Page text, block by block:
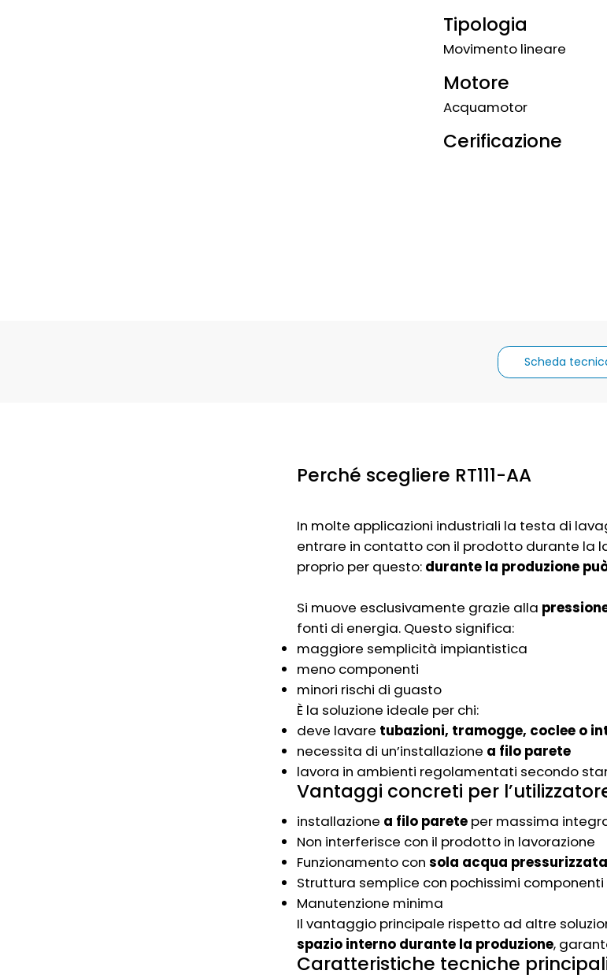
Tipologia
Movimento lineare
Acquamotor
Cerificazione
Motore
Scheda
Perché scegliere RT111-AA
In molte applicazioni industriali la testa di
entrare in contatto con il prodotto durante la
proprio per questo: durante la produzione
Si muove esclusivamente grazie alla
fonti di energia. Questo significa:
maggiore semplicità impiantistica
meno componenti
minori rischi di guasto
È la soluzione ideale per chi:
deve lavare tubazioni, tramogge, coclee o
necessita di un’installazione a filo parete
lavora in ambienti regolamentati secondo
Vantaggi concreti per
installazione a filo parete per massima
Non interferisce con il prodotto in lavorazione
Funzionamento con sola acqua pressurizzata
Struttura semplice con pochissimi componenti
Manutenzione minima
Il vantaggio principale rispetto ad altre
spazio interno durante la produzione,
Caratteristiche tecniche